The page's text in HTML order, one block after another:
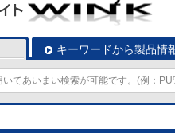
キーワードから製品情